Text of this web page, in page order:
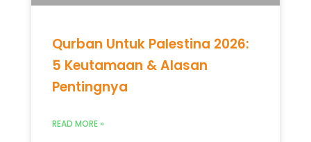
Qurban Untuk Palestina 2026:
5 Keutamaan & Alasan
Pentingnya
READ MORE »